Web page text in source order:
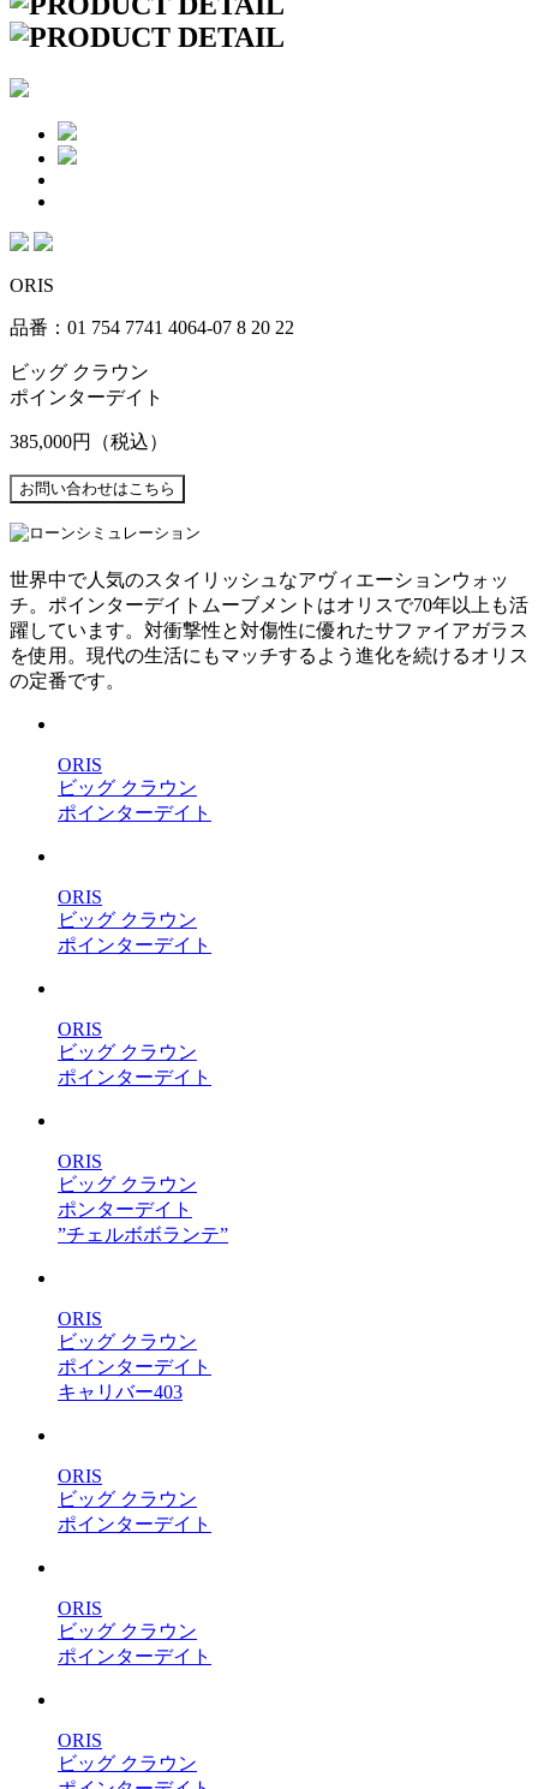
ORIS
品番：01 754 7741 4064-07 8 20 22
ビッグ クラウン
ポインターデイト
385,000円 （税込）
世界中で人気のスタイリッシュなアヴィエーションウォッ
チ。ポインターデイトムーブメントはオリスで70年以上も活
躍しています。対衝撃性と対傷性に優れたサファイアガラス
を使用。現代の生活にもマッチするよう進化を続けるオリス
の定番です。
ORIS
ビッグ クラウン
ポインターデイト
ORIS
ビッグ クラウン
ポインターデイト
ORIS
ビッグ クラウン
ポインターデイト
ORIS
ビッグ クラウン
ポンターデイト
”チェルボボランテ”
ORIS
ビッグ クラウン
ポインターデイト
キャリバー403
ORIS
ビッグ クラウン
ポインターデイト
ORIS
ビッグ クラウン
ポインターデイト
ORIS
ビッグ クラウン